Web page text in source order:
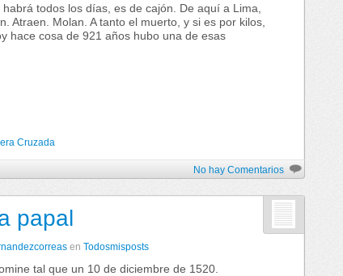
todos los días, es de cajón. De aquí a Lima,
Atraen. Molan. A tanto el muerto, y si es por kilos,
hace cosa de 921 años hubo una de esas
Cruzada
No hay Comentarios
papal
en Todosmisposts
tal que un 10 de diciembre de 1520.